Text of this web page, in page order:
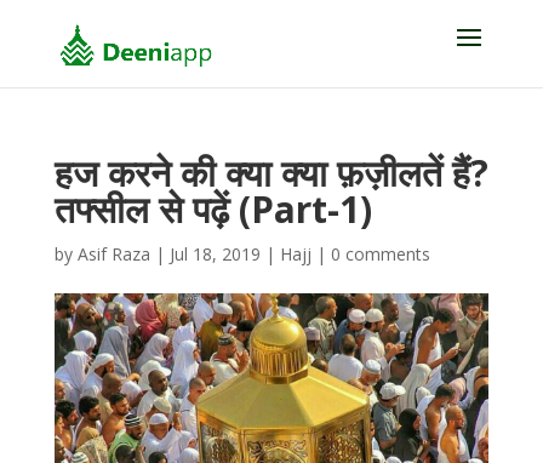
हज करने की क्या क्या फ़ज़ीलतें हैं?
तफ्सील से पढ़ें (Part-1)
by Asif Raza | Jul 18, 2019 | Hajj | 0 comments